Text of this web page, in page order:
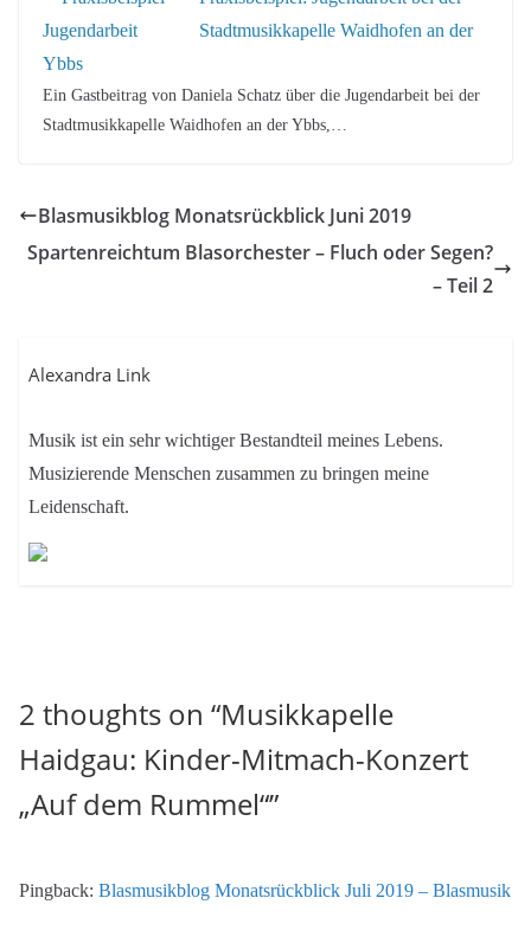
Stadtmusikkapelle Waidhofen an der
Ybbs
Ein Gastbeitrag von Daniela Schatz über die Jugendarbeit bei der
Stadtmusikkapelle Waidhofen an der Ybbs,…
Blasmusikblog Monatsrückblick Juni 2019
Spartenreichtum Blasorchester – Fluch oder Segen?
– Teil 2
Alexandra Link
Musik ist ein sehr wichtiger Bestandteil meines Lebens.
Musizierende Menschen zusammen zu bringen meine
Leidenschaft.
2 thoughts on “Musikkapelle
Haidgau: Kinder-Mitmach-Konzert
„Auf dem Rummel“”
Pingback: Blasmusikblog Monatsrückblick Juli 2019 – Blasmusik